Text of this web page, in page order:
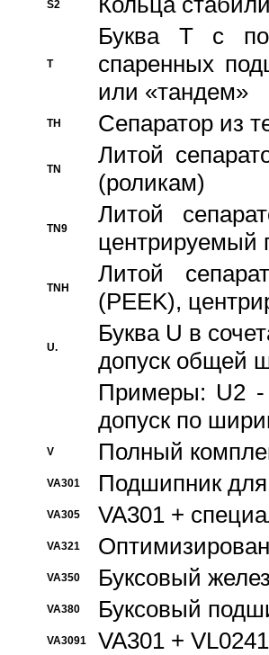
S2
T
Буква T с
спаренных
или «тандем»
TH Сепаратор из
TN
Литой
(роликам)
TN9
Литой
центрируемый
TNH
Литой
(PEEK),
U.
Буква U в
допуск общей
Примеры: U2
допуск по
V Полный
VA301 Подшипник для
VA305 VA301 +
VA321
VA350 Буксовый
VA380 Буксовый
VA3091 VA301 + VL0241